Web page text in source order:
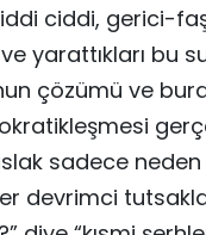
ciddi, gerici-
yarattıkları bu
çözümü ve
sadece neden
devrimci